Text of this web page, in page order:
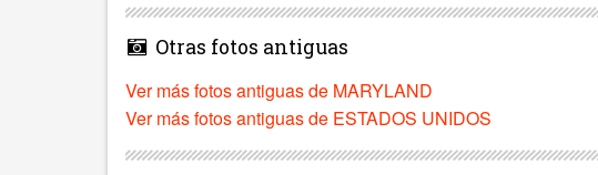
Otras fotos antiguas
Ver más fotos antiguas de MARYLAND
Ver más fotos antiguas de ESTADOS UNIDOS